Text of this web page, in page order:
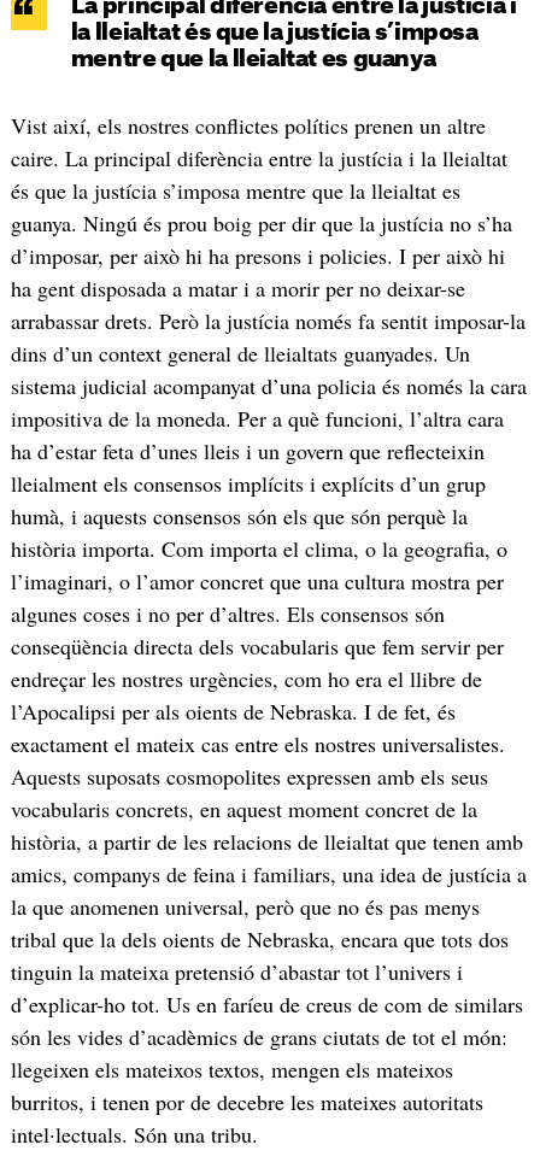
La principal diferència entre la justícia i
la lleialtat és que la justícia s’imposa
mentre que la lleialtat es guanya
Vist així, els nostres conflictes polítics prenen un altre
caire. La principal diferència entre la justícia i la lleialtat
és que la justícia s’imposa mentre que la lleialtat es
guanya. Ningú és prou boig per dir que la justícia no s’ha
d’imposar, per això hi ha presons i policies. I per això hi
ha gent disposada a matar i a morir per no deixar-se
arrabassar drets. Però la justícia només fa sentit imposar-la
dins d’un context general de lleialtats guanyades. Un
sistema judicial acompanyat d’una policia és només la cara
impositiva de la moneda. Per a què funcioni, l’altra cara
ha d’estar feta d’unes lleis i un govern que reflecteixin
lleialment els consensos implícits i explícits d’un grup
humà, i aquests consensos són els que són perquè la
història importa. Com importa el clima, o la geografia, o
l’imaginari, o l’amor concret que una cultura mostra per
algunes coses i no per d’altres. Els consensos són
conseqüència directa dels vocabularis que fem servir per
endreçar les nostres urgències, com ho era el llibre de
l’Apocalipsi per als oients de Nebraska. I de fet, és
exactament el mateix cas entre els nostres universalistes.
Aquests suposats cosmopolites expressen amb els seus
vocabularis concrets, en aquest moment concret de la
història, a partir de les relacions de lleialtat que tenen amb
amics, companys de feina i familiars, una idea de justícia a
la que anomenen universal, però que no és pas menys
tribal que la dels oients de Nebraska, encara que tots dos
tinguin la mateixa pretensió d’abastar tot l’univers i
d’explicar-ho tot. Us en faríeu de creus de com de similars
són les vides d’acadèmics de grans ciutats de tot el món:
llegeixen els mateixos textos, mengen els mateixos
burritos, i tenen por de decebre les mateixes autoritats
intel·lectuals. Són una tribu.